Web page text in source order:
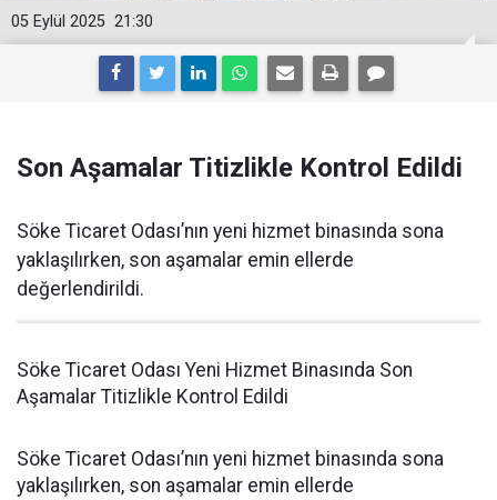
21:30
05 Eylül 2025
Son Aşamalar Titizlikle Kontrol Edildi
Söke Ticaret Odası’nın yeni hizmet binasında sona
yaklaşılırken, son aşamalar emin ellerde
değerlendirildi.
Söke Ticaret Odası Yeni Hizmet Binasında Son
Aşamalar Titizlikle Kontrol Edildi
Söke Ticaret Odası’nın yeni hizmet binasında sona
yaklaşılırken, son aşamalar emin ellerde